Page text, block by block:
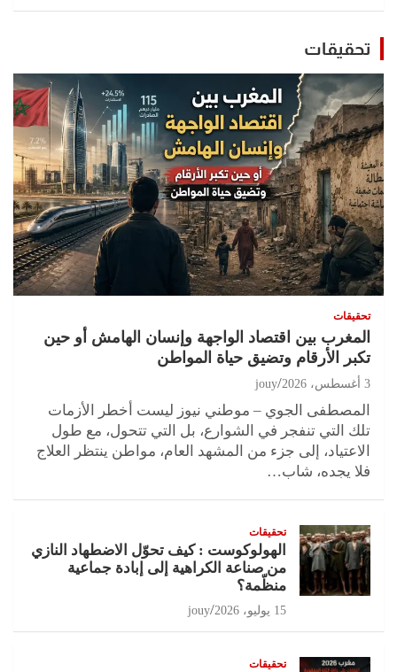
تحقيقات
تحقيقات
المغرب بين اقتصاد الواجهة وإنسان الهامش أو حين
تكبر الأرقام وتضيق حياة المواطن
3 أغسطس، 2026 jouy
المصطفى الجوي – موطني نيوز ليست أخطر الأزمات
تلك التي تنفجر في الشوارع، بل التي تتحول، مع طول
الاعتياد، إلى جزء من المشهد العام، مواطن ينتظر العلاج
فلا يجده، شاب…
تحقيقات
الهولوكوست : كيف تحوّل الاضطهاد النازي
من صناعة الكراهية إلى إبادة جماعية
منظّمة؟
15 يوليو، 2026 jouy
تحقيقات